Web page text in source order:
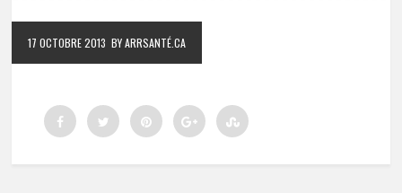
17 OCTOBRE 2013 BY ARRSANTÉ.CA